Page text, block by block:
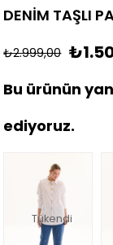
DENİM TAŞLI
₺2.999,00
Bu ürünün
ediyoruz.
Tükendi